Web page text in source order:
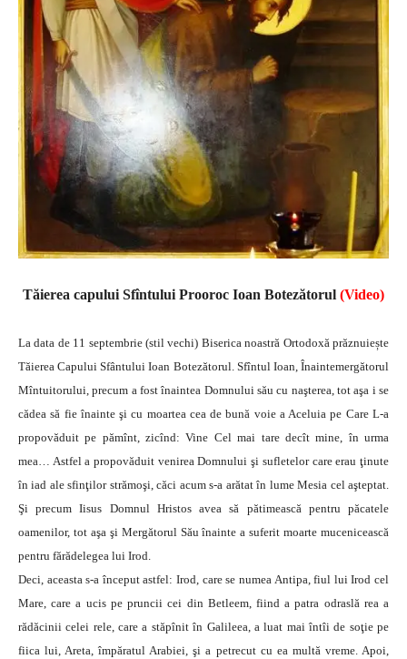
Tăierea capului Sfîntului Prooroc Ioan Botezătorul (Video)
La data de 11 septembrie (stil vechi) Biserica noastră Ortodoxă prăznuiește
Tăierea Capului Sfântului Ioan Botezătorul. Sfîntul Ioan, Înaintemergătorul
Mîntuitorului, precum a fost înaintea Domnului său cu naşterea, tot aşa i se
cădea să fie înainte şi cu moartea cea de bună voie a Aceluia pe Care L-a
propovăduit pe pămînt, zicînd: Vine Cel mai tare decît mine, în urma
mea… Astfel a propovăduit venirea Domnului şi sufletelor care erau ţinute
în iad ale sfinţilor strămoşi, căci acum s-a arătat în lume Mesia cel aşteptat.
Şi precum Iisus Domnul Hristos avea să pătimească pentru păcatele
oamenilor, tot aşa şi Mergătorul Său înainte a suferit moarte mucenicească
pentru fărădelegea lui Irod.
Deci, aceasta s-a început astfel: Irod, care se numea Antipa, fiul lui Irod cel
Mare, care a ucis pe pruncii cei din Betleem, fiind a patra odraslă rea a
rădăcinii celei rele, care a stăpînit în Galileea, a luat mai întîi de soţie pe
fiica lui, Areta, împăratul Arabiei, şi a petrecut cu ea multă vreme. Apoi,